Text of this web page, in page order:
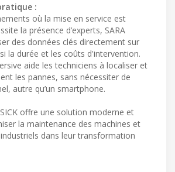
:
où la mise en service est
la présence d’experts, SARA
des données clés directement sur
la durée et les coûts d'intervention.
aide les techniciens à localiser et
les pannes, sans nécessiter de
autre qu’un smartphone.
offre une solution moderne et
la maintenance des machines et
dans leur transformation